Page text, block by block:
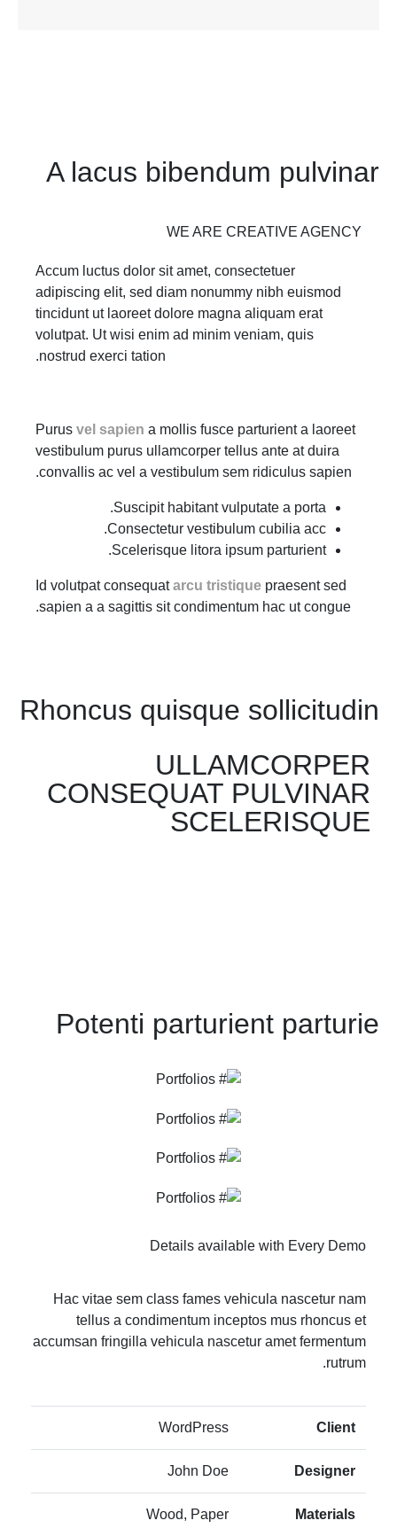
A lacus bibendum pulvinar
WE ARE CREATIVE AGENCY
Accum luctus dolor sit amet, consectetuer
adipiscing elit, sed diam nonummy nibh euismod
tincidunt ut laoreet dolore magna aliquam erat
volutpat. Ut wisi enim ad minim veniam, quis
nostrud exerci tation.
Purus vel sapien a mollis fusce parturient a laoreet
vestibulum purus ullamcorper tellus ante at duira
convallis ac vel a vestibulum sem ridiculus sapien.
Suscipit habitant vulputate a porta.
Consectetur vestibulum cubilia acc.
Scelerisque litora ipsum parturient.
Id volutpat consequatarcu tristique praesent sed
sapien a a sagittis sit condimentum hac ut congue.
Rhoncus quisque sollicitudin
ULLAMCORPER
CONSEQUAT PULVINAR
SCELERISQUE
Potenti parturient parturie
Details available with Every Demo
Hac vitae sem class fames vehicula nascetur nam
tellus a condimentum inceptos mus rhoncus et
accumsan fringilla vehicula nascetur amet fermentum
rutrum.
Client
WordPress
Designer
John Doe
Materials
Wood, Paper